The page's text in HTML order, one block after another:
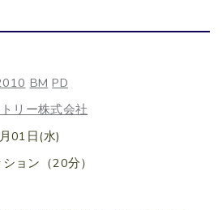
BM PD
リー株式会社
01日(水)
ョン（20分）